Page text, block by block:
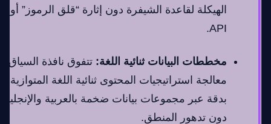
الهيكلة لقاعدة الشيفرة دون إثارة “قلق الرموز” أو
API.
مخططات البيانات ثنائية اللغة: تتفوق نافذة السياق
معالجة استراتيجيات المحتوى ثنائية اللغة المتوازية،
بدقة عبر مجموعات بيانات ضخمة بالعربية
دون تدهور المنطق.